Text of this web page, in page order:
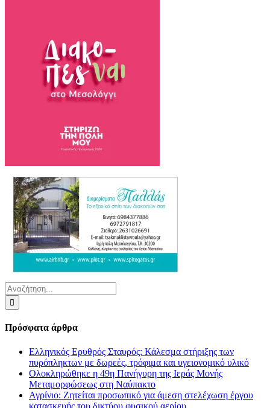
Αναζήτηση
για:
Πρόσφατα άρθρα
Ελληνικός Ερυθρός Σταυρός: Κάλεσμα στήριξης των
πυρόπληκτων με δωρεές, τρόφιμα και υγειονομικό υλικό
Ολοκληρώθηκε η 49η Πανήγυρη της Ιεράς Μονής
Μεταμορφώσεως στη Ναύπακτο
Αγρίνιο: Ζητείται προσωπικό για άμεση στελέχωση έργου
κατασκευής του δικτύου φυσικού αερίου